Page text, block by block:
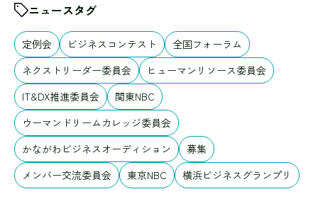
ニュースタグ
定例会 ビジネスコンテスト
全国フォーラム
ネクストリーダー委員会
ヒューマンリソース委員会
IT&DX推進委員会
関東NBC
ウーマンドリームカレッジ委員会
かながわビジネスオーディション
募集
メンバー交流委員会
東京NBC 横浜ビジネスグランプリ